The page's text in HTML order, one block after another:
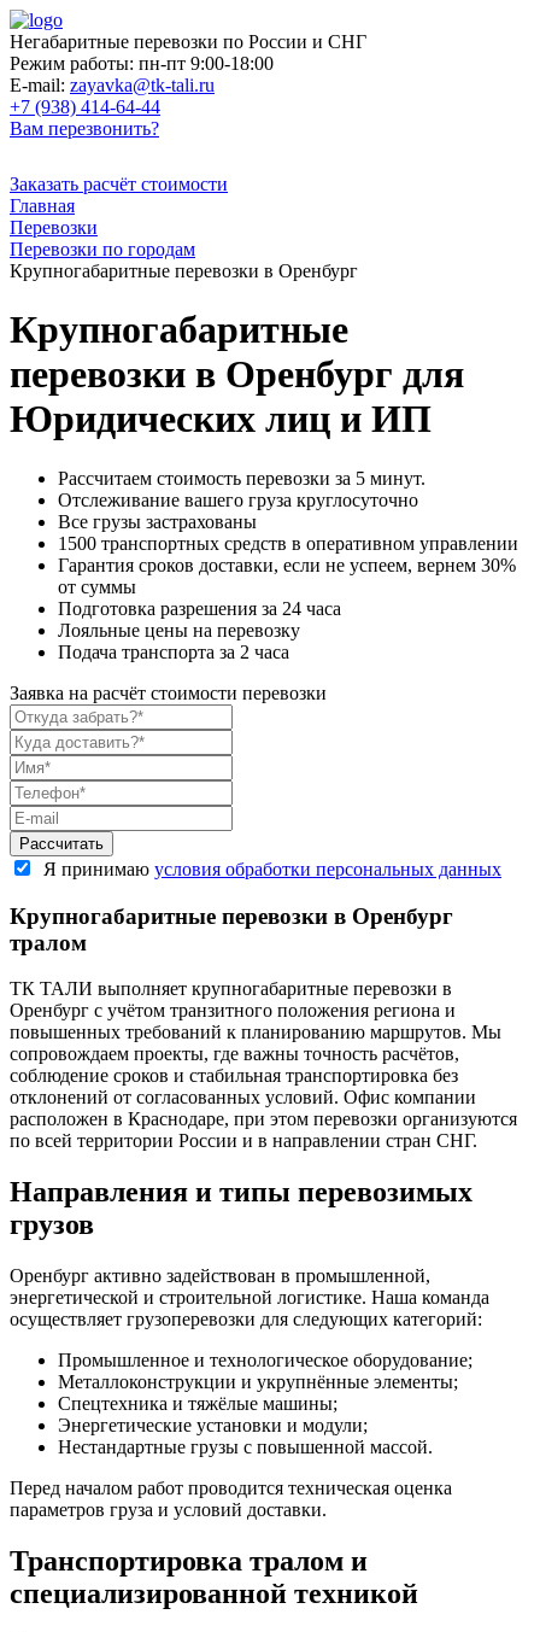
Негабаритные перевозки по России и СНГ
Режим работы: пн-пт 9:00-18:00
E-mail: zayavka@tk-tali.ru
+7 (938) 414-64-44
Вам перезвонить?
Заказать расчёт стоимости
Главная
Перевозки
Перевозки по городам
Крупногабаритные перевозки в Оренбург
Крупногабаритные
перевозки в Оренбург для
Юридических лиц и ИП
Рассчитаем стоимость перевозки за 5 минут.
Отслеживание вашего груза круглосуточно
Все грузы застрахованы
1500 транспортных средств в оперативном управлении
Гарантия сроков доставки, если не успеем, вернем 30%
от суммы
Подготовка разрешения за 24 часа
Лояльные цены на перевозку
Подача транспорта за 2 часа
Заявка на расчёт стоимости перевозки
Я принимаю условия обработки персональных данных
Крупногабаритные перевозки в Оренбург
тралом
ТК ТАЛИ выполняет крупногабаритные перевозки в
Оренбург с учётом транзитного положения региона и
повышенных требований к планированию маршрутов. Мы
сопровождаем проекты, где важны точность расчётов,
соблюдение сроков и стабильная транспортировка без
отклонений от согласованных условий. Офис компании
расположен в Краснодаре, при этом перевозки организуются
по всей территории России и в направлении стран СНГ.
Направления и типы перевозимых
грузов
Оренбург активно задействован в промышленной,
энергетической и строительной логистике. Наша команда
осуществляет грузоперевозки для следующих категорий:
Промышленное и технологическое оборудование;
Металлоконструкции и укрупнённые элементы;
Спецтехника и тяжёлые машины;
Энергетические установки и модули;
Нестандартные грузы с повышенной массой.
Перед началом работ проводится техническая оценка
параметров груза и условий доставки.
Транспортировка тралом и
специализированной техникой